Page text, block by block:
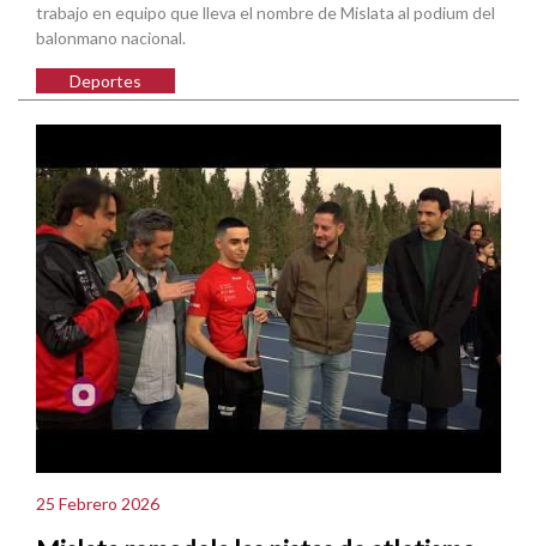
trabajo en equipo que lleva el nombre de Mislata al podium del
balonmano nacional.
Deportes
25 Febrero 2026